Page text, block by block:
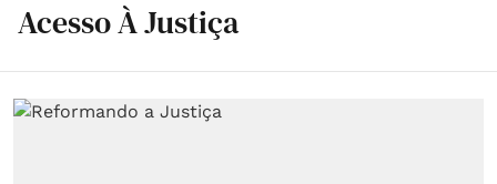
Acesso À Justiça